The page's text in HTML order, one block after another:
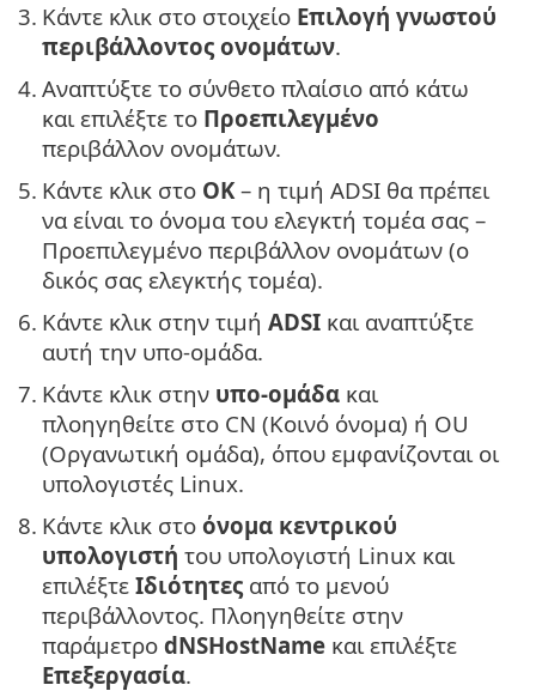
3. Κάντε κλικ στο στοιχείο Επιλογή γνωστού
περιβάλλοντος ονομάτων.
4. Αναπτύξτε το σύνθετο πλαίσιο από κάτω
και επιλέξτε το Προεπιλεγμένο
περιβάλλον ονομάτων.
5. Κάντε κλικ στο OK – η τιμή ADSI θα πρέπει
να είναι το όνομα του ελεγκτή τομέα σας –
Προεπιλεγμένο περιβάλλον ονομάτων (ο
δικός σας ελεγκτής τομέα).
6. Κάντε κλικ στην τιμή ADSI και αναπτύξτε
αυτή την υπο-ομάδα.
7. Κάντε κλικ στην υπο-ομάδα και
πλοηγηθείτε στο CN (Κοινό όνομα) ή OU
(Οργανωτική ομάδα), όπου εμφανίζονται οι
υπολογιστές Linux.
8. Κάντε κλικ στο όνομα κεντρικού
υπολογιστή του υπολογιστή Linux και
επιλέξτε Ιδιότητες από το μενού
περιβάλλοντος. Πλοηγηθείτε στην
παράμετρο dNSHostName και επιλέξτε
Επεξεργασία.